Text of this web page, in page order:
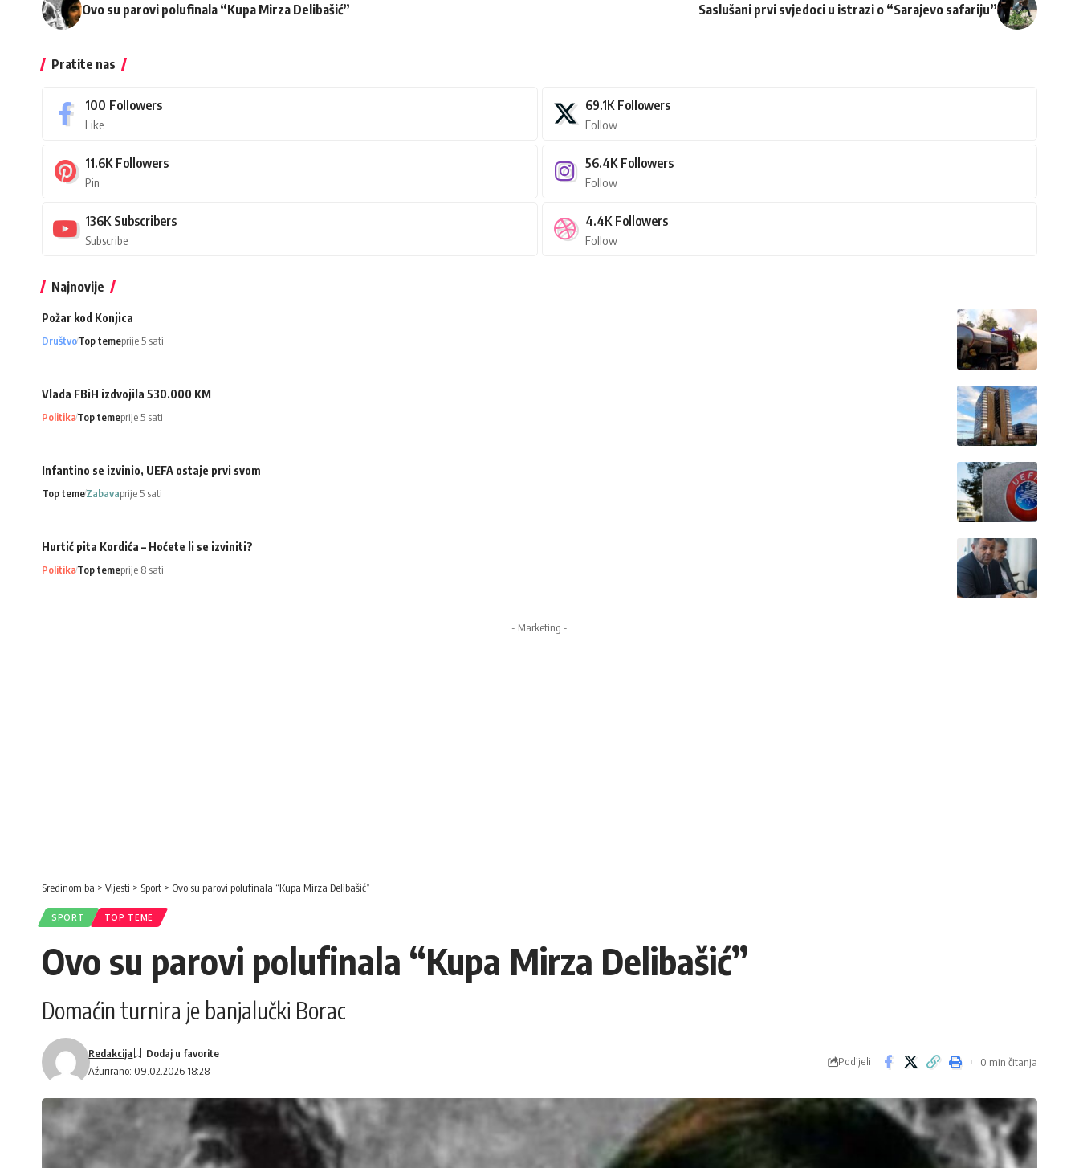
Ovo su parovi polufinala “Kupa Mirza Delibašić” Saslušani prvi svjedoci u istrazi o “Sarajevo safariju”
Pratite nas
100 Followers
Like
69.1K Followers
Follow
11.6K Followers
Pin
56.4K Followers
Follow
136K Subscribers
Subscribe
4.4K Followers
Follow
Najnovije
Požar kod Konjica
DruštvoTop temeprije 5 sati
Vlada FBiH izdvojila 530.000 KM
PolitikaTop temeprije 5 sati
Infantino se izvinio, UEFA ostaje prvi svom
Top temeZabavaprije 5 sati
Hurtić pita Kordića – Hoćete li se izviniti?
PolitikaTop temeprije 8 sati
- Marketing -
Sredinom.ba > Vijesti > Sport > Ovo su parovi polufinala “Kupa Mirza Delibašić”
SPORT TOP TEME
Ovo su parovi polufinala “Kupa Mirza Delibašić”
Domaćin turnira je banjalučki Borac
Ažurirano: 09.02.2026 18:28
Redakcija
Podijeli 0 min čitanja